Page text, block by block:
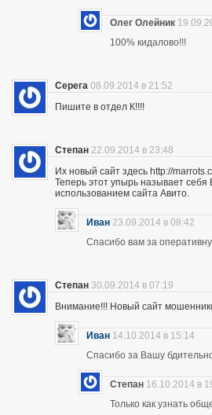
Олег Олейник
100% кидалово!!!
Серега 08.09.2014 в 21:52
Пишите в отдел К!!!!
Степан 22.09.2014 в 23:48
Их новый сайт здесь http://
Теперь этот упырь называет
использованием сайта Авито.
Иван 23.09.2014 в 08:42
Спасибо вам за
Степан 30.09.2014 в 07:19
Внимание!!! Новый сайт
Иван 14.10.2014 в 15:14
Спасибо за Вашу
Степан 16.10.2014 в
Только как узнать